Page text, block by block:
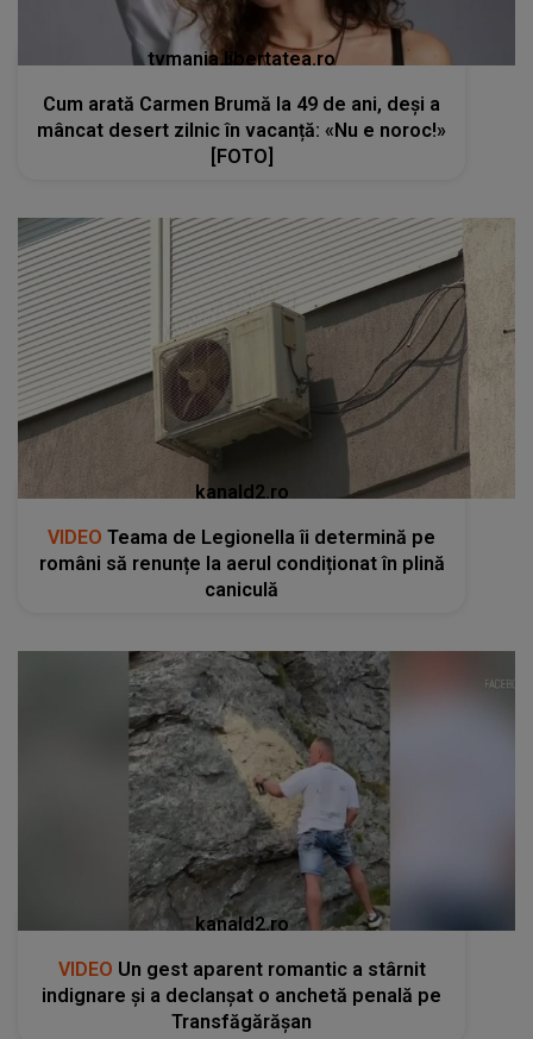
tvmania.libertatea.ro
Cum arată Carmen Brumă la 49 de ani, deși a
mâncat desert zilnic în vacanță: «Nu e noroc!»
[FOTO]
kanald2.ro
VIDEO Teama de Legionella îi determină pe
români să renunțe la aerul condiționat în plină
caniculă
kanald2.ro
VIDEO Un gest aparent romantic a stârnit
indignare și a declanșat o anchetă penală pe
Transfăgărășan